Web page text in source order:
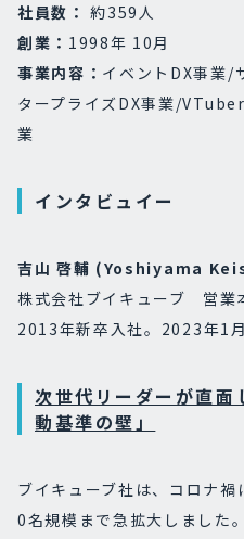
社員数： 約359人
創業： 1998年 10月
事業内容： イベントDX事業/
タープライズDX事業/
業
インタビュイー
吉山 啓輔 (Yoshiyama
株式会社ブイキューブ 営業
2013年新卒入社。2023年1
次世代リーダーが直
動基準の壁」
ブイキューブ社は、コロナ
0名規模まで急拡大しました。